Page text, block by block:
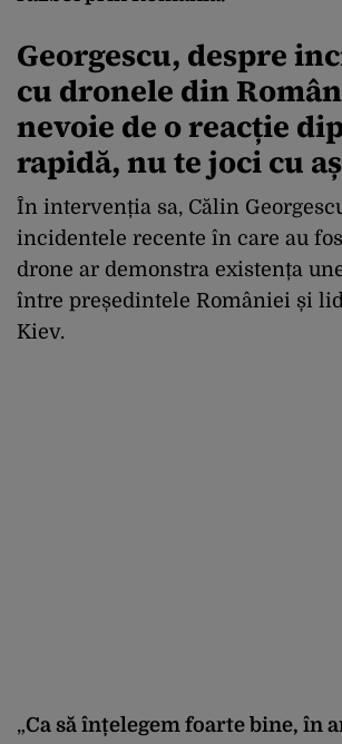
Georgescu, despre
cu dronele din
nevoie de o reacție
rapidă, nu te joci cu
În intervenția sa, Călin
incidentele recente în care au
drone ar demonstra existența
între președintele României și
Kiev.
„Ca să înțelegem foarte bine, în